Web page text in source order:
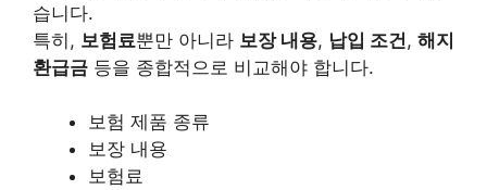
습니다.
특히, 보험료뿐만 아니라 보장 내용, 납입 조건, 해지
환급금 등을 종합적으로 비교해야 합니다.
보험 제품 종류
보장 내용
보험료